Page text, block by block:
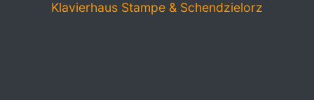
Klavierhaus Stampe & Schendzielorz